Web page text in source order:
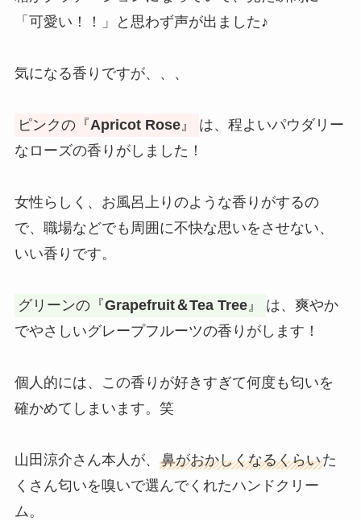
「可愛い！！」と思わず声が出ました♪
気になる香りですが、、、
ピンクの『Apricot Rose』
は、程よいパウダリー
なローズの香りがしました！
女性らしく、お風呂上りのような香りがするの
で、職場などでも周囲に不快な思いをさせない、
いい香りです。
グリーンの『Grapefruit＆Tea Tree』
は、爽やか
でやさしいグレープフルーツの香りがします！
個人的には、この香りが好きすぎて何度も匂いを
確かめてしまいます。笑
山田涼介さん本人が、 鼻がおかしくなるくらいた
くさん匂いを嗅いで選んでくれたハンドクリー
ム。